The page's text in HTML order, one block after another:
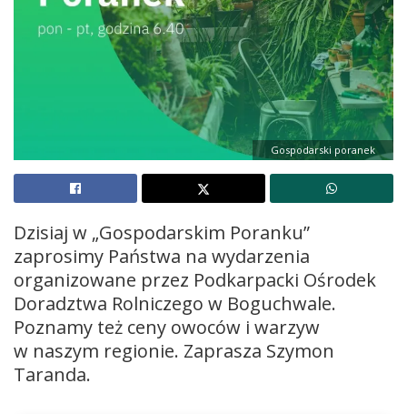
Gospodarski poranek
Dzisiaj w „Gospodarskim Poranku”
zaprosimy Państwa na wydarzenia
organizowane przez Podkarpacki Ośrodek
Doradztwa Rolniczego w Boguchwale.
Poznamy też ceny owoców i warzyw
w naszym regionie. Zaprasza Szymon
Taranda.